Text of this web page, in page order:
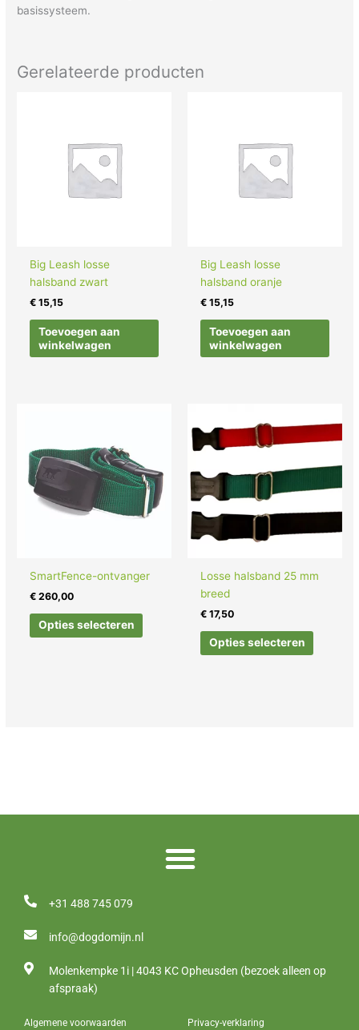
basissysteem.
Gerelateerde producten
Big Leash losse
halsband zwart
€ 15,15
Toevoegen aan
winkelwagen
Big Leash losse
halsband oranje
€ 15,15
Toevoegen aan
winkelwagen
SmartFence-ontvanger
€ 260,00
Opties selecteren
Losse halsband 25 mm
breed
€ 17,50
Opties selecteren
+31 488 745 079
info@dogdomijn.nl
Molenkempke 1i | 4043 KC Opheusden (bezoek alleen op
afspraak)
Algemene voorwaarden Privacy-verklaring